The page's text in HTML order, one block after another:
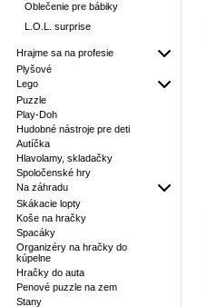
Oblečenie pre bábiky
L.O.L. surprise
Hrajme sa na profesie
Plyšové
Lego
Puzzle
Play-Doh
Hudobné nástroje pre deti
Autíčka
Hlavolamy, skladačky
Spoločenské hry
Na záhradu
Skákacie lopty
Koše na hračky
Spacáky
Organizéry na hračky do
kúpelne
Hračky do auta
Penové puzzle na zem
Stany